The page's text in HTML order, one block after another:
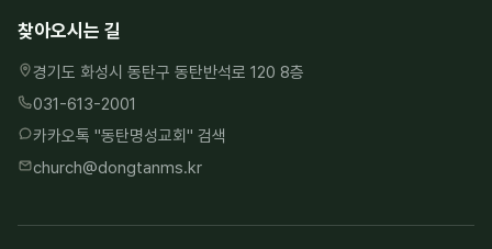
찾아오시는 길
경기도 화성시 동탄구 동탄반석로 120 8층
031-613-2001
카카오톡 "동탄명성교회" 검색
church@dongtanms.kr